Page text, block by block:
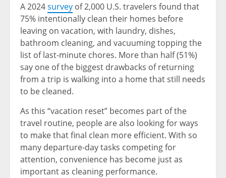
A 2024survey of 2,000 U.S. travelers found that
75% intentionally clean their homes before
leaving on vacation, with laundry, dishes,
bathroom cleaning, and vacuuming topping the
list of last-minute chores. More than half (51%)
say one of the biggest drawbacks of returning
from a trip is walking into a home that still needs
to be cleaned.
As this “vacation reset” becomes part of the
travel routine, people are also looking for ways
to make that final clean more efficient. With so
many departure-day tasks competing for
attention, convenience has become just as
important as cleaning performance.